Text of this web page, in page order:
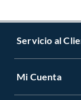
Servicio al
Contáctanos
Mi Cuenta